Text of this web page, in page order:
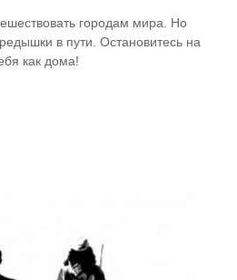
городам мира. Но
в пути. Остановитесь на
как дома!